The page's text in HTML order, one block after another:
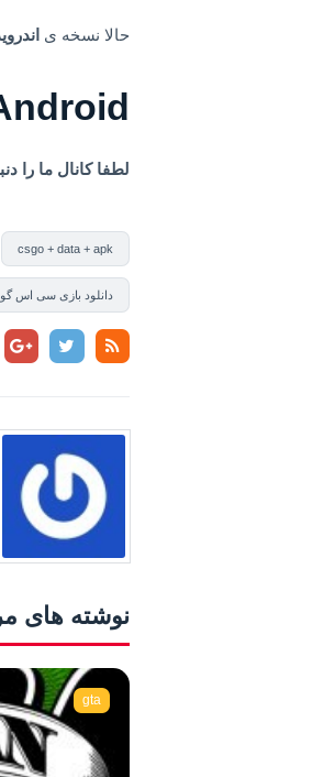
حالا نسخه ی
لطفا کانال ما را
csgo + data + apk
دانلود بازی سی اس گو
نوشته های
gta